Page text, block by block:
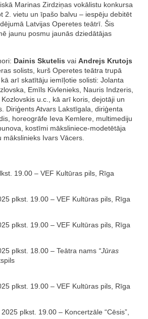
Marinas Zirdziņas vokālistu konkursa
2. vietu un īpašo balvu – iespēju debitēt
Latvijas Operetes teātrī. Šis
jaunu posmu jaunās dziedātājas
Dainis Skutelis vai Andrejs Krutojs
solists, kurš Operetes teātra trupā
arī skatītāju iemīļotie solisti: Jolanta
Emīls Kivlenieks, Nauris Indzeris,
u.c., kā arī koris, dejotāji un
Diriģents Atvars Lakstīgala, diriģenta
horeogrāfe Ieva Kemlere, multimediju
kostīmi māksliniece-modetētāja
Ivars Vācers.
19.00 – VEF Kultūras pils, Rīga
plkst. 19.00 – VEF Kultūras pils, Rīga
plkst. 19.00 – VEF Kultūras pils, Rīga
plkst. 18.00 – Teātra nams “Jūras
plkst. 19.00 – VEF Kultūras pils, Rīga
plkst. 19.00 – Koncertzāle “Cēsis”,